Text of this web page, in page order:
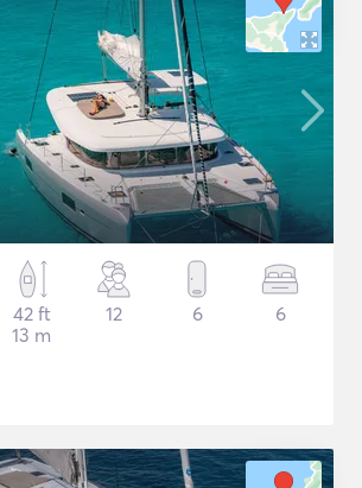
42 ft
13 m
12 6 6